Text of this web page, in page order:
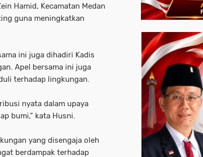
Hamid, Kecamatan Medan
guna meningkatkan
ini juga dihadiri Kadis
Apel bersama ini juga
terhadap lingkungan.
nyata dalam upaya
bumi,” kata Husni.
yang disengaja oleh
berdampak terhadap